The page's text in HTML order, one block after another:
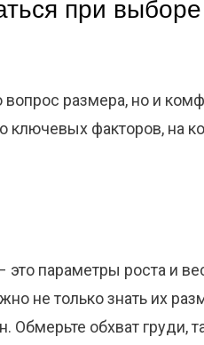
при
размера, но и
ключевых факторов, на
это параметры роста и
не только знать их
обхват груди,